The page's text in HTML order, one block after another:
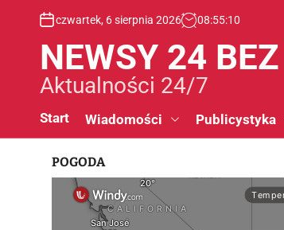
czwartek, 6 sierpnia 2026 08:55:11
NEWSY 24
Aktualności 24/7
Start Wiadomości Publicystyka
POGODA